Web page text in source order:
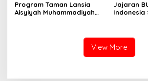
Program Taman Lansia
Aisyiyah Muhammadiyah
Jajaran
Indonesia
dan
View More